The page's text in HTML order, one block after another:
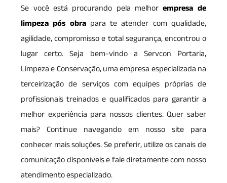
Se você está procurando pela melhorempresa de
limpeza pós obrapara te atender com qualidade,
agilidade, compromisso e total segurança, encontrou o
lugar certo. Seja bem-vindo a Servcon Portaria,
Limpeza e Conservação, uma empresa especializada na
terceirização de serviços com equipes próprias de
profissionais treinados e qualificados para garantir a
melhor experiência para nossos clientes. Quer saber
mais? Continue navegando em nosso site para
conhecer mais soluções. Se preferir, utilize os canais de
comunicação disponíveis e fale diretamente com nosso
atendimento especializado.